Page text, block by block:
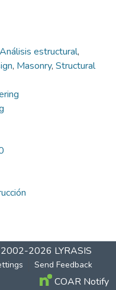
Análisis estructural,
, Masonry, Structural
2026 LYRASIS
Send Feedback
COAR Notify